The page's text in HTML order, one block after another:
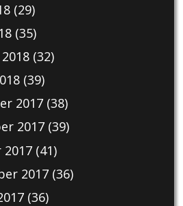
(29)
(35)
(32)
(39)
2017(38)
2017(39)
(41)
2017(36)
(36)